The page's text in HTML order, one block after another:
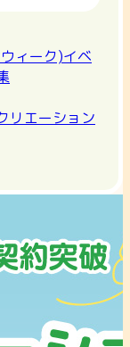
ィーク)イベ
リエーション